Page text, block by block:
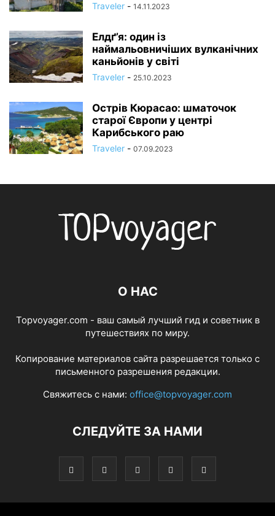
Traveler - 14.11.2023
Елдґ’я: один із
наймальовничіших вулканічних
каньйонів у світі
Traveler - 25.10.2023
Острів Кюрасао: шматочок
старої Європи у центрі
Карибського раю
Traveler - 07.09.2023
О НАС
Topvoyager.com - ваш самый лучший гид и советник в
путешествиях по миру.
Копирование материалов сайта разрешается только с
письменного разрешения редакции.
Свяжитесь с нами: office@topvoyager.com
СЛЕДУЙТЕ ЗА НАМИ